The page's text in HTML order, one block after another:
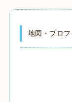
地図・プロ